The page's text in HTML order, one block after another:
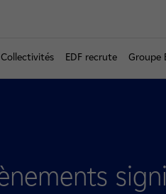
Collectivités EDF recrute Groupe